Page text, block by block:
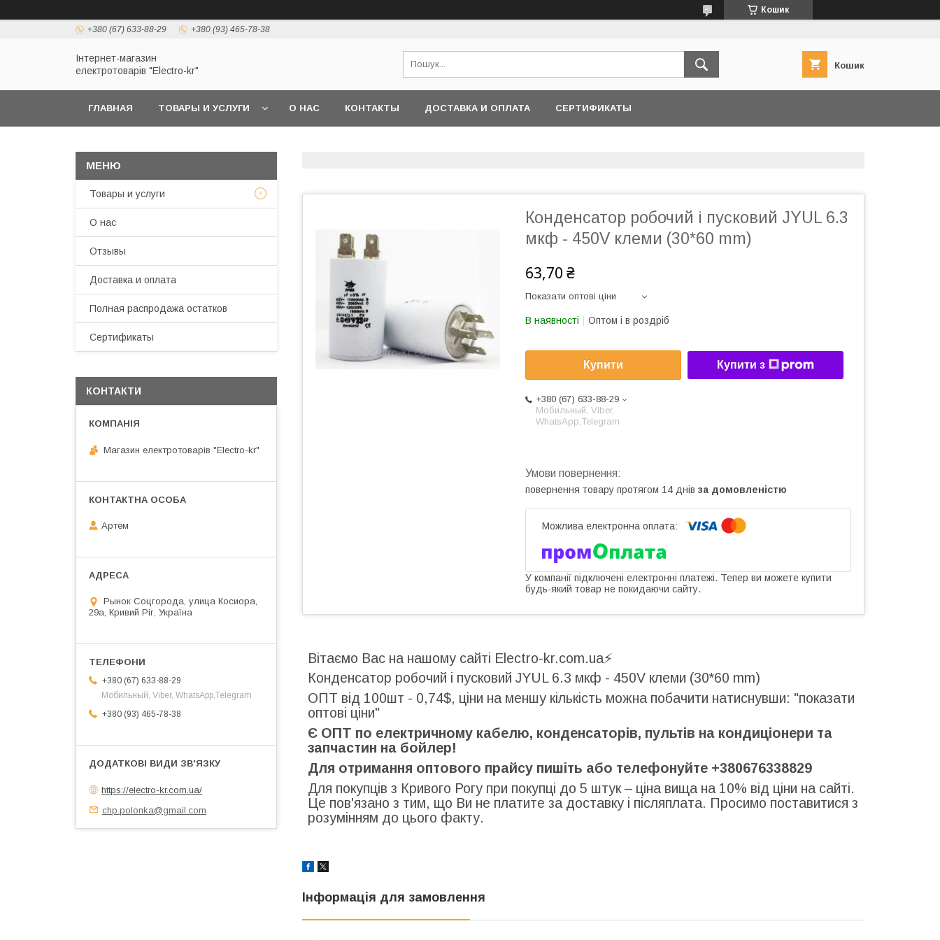
Кошик
+380 (67) 633-88-29 +380 (93) 465-78-38
Інтернет-магазин
електротоварів "Electro-kr"
Кошик
ГЛАВНАЯ ТОВАРЫ И УСЛУГИ О НАС КОНТАКТЫ ДОСТАВКА И ОПЛАТА СЕРТИФИКАТЫ
Конденсатор робочий і пусковий JYUL 6.3
мкф - 450V клеми (30*60 mm)
63,70 ₴
Показати оптові ціни
В наявності Оптом і в роздріб
Купити Купити з
+380 (67) 633-88-29
Мобильный, Viber,
WhatsApp,Telegram
повернення товару протягом 14 днів за домовленістю
У компанії підключені електронні платежі. Тепер ви можете купити
будь-який товар не покидаючи сайту.
Вітаємо Вас на нашому сайті Electro-kr.com.ua⚡️
Конденсатор робочий і пусковий JYUL 6.3 мкф - 450V клеми (30*60 mm)
ОПТ від 100шт - 0,74$, ціни на меншу кількість можна побачити натиснувши: "показати
оптові ціни"
Є ОПТ по електричному кабелю, конденсаторів, пультів на кондиціонери та
запчастин на бойлер!
Для отримання оптового прайсу пишіть або телефонуйте +380676338829
Для покупців з Кривого Рогу при покупці до 5 штук – ціна вища на 10% від ціни на сайті.
Це пов'язано з тим, що Ви не платите за доставку і післяплата. Просимо поставитися з
розумінням до цього факту.
Інформація для замовлення
Товары и услуги
О нас
Отзывы
Доставка и оплата
Полная распродажа остатков
Сертификаты
КОНТАКТИ
Магазин електротоварів "Electro-kr"
Артем
Рынок Соцгорода, улица Косиора,
29а, Кривий Ріг, Україна
+380 (67) 633-88-29
Мобильный, Viber, WhatsApp,Telegram
+380 (93) 465-78-38
https://electro-kr.com.ua/
chp.polonka@gmail.com